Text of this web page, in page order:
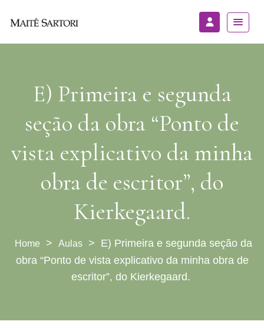
E) Primeira e segunda
seção da obra “Ponto de
vista explicativo da minha
obra de escritor”, do
Kierkegaard.
> Aulas > E) Primeira e segunda seção da
obra “Ponto de vista explicativo da minha obra de
escritor”, do Kierkegaard.